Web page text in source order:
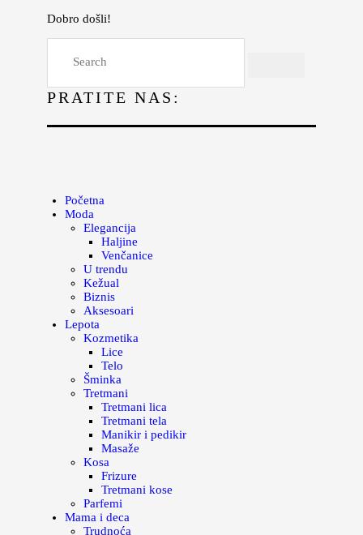
Dobro došli!
PRATITE NAS:
Početna
Moda
Elegancija
Haljine
Venčanice
U trendu
Kežual
Biznis
Aksesoari
Lepota
Kozmetika
Lice
Telo
Šminka
Tretmani
Tretmani lica
Tretmani tela
Manikir i pedikir
Masaže
Kosa
Frizure
Tretmani kose
Parfemi
Mama i deca
Trudnoća
Lepota
Kuhinja
Magazin